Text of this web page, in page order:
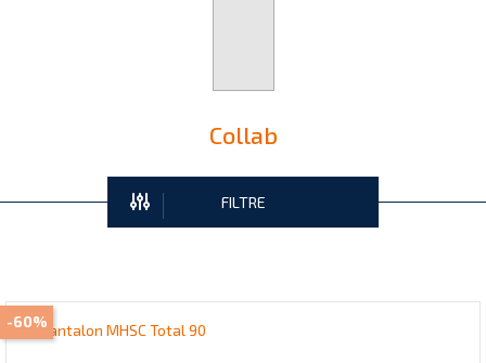
Collab
FILTRE
-60%